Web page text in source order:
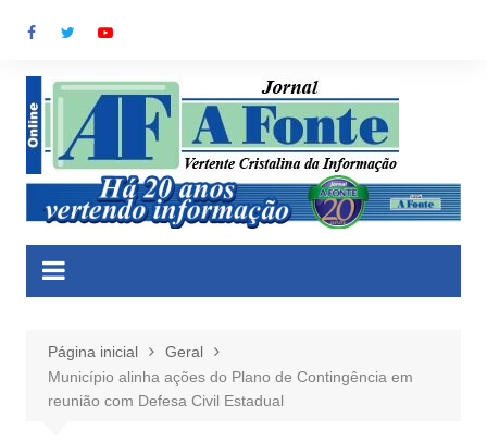
para
conteúdo
Página inicial
Geral
Município alinha ações do Plano de Contingência em
reunião com Defesa Civil Estadual